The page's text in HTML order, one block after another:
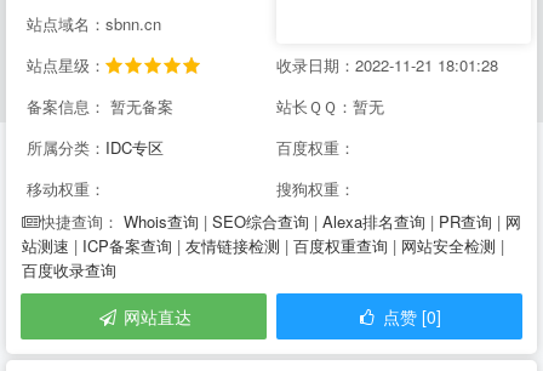
站点域名：sbnn.cn
站点星级：
收录日期：2022-11-21 18:01:28
备案信息： 暂无备案
站长ＱＱ：暂无
所属分类： IDC专区
百度权重：
移动权重：
搜狗权重：
快捷查询： Whois查询 | SEO综合查询 | Alexa排名查询 | PR查询 | 网
站测速 | ICP备案查询 | 友情链接检测 | 百度权重查询 | 网站安全检测 |
百度收录查询
网站直达 点赞 [0]